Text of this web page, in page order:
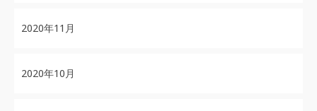
2020年11月
2020年10月